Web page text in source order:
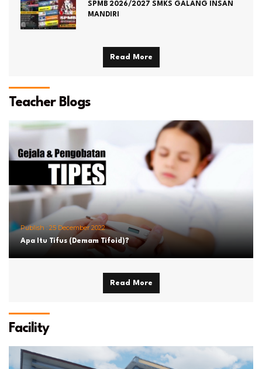
SPMB 2026/2027 SMKS GALANG INSAN
MANDIRI
Read More
Teacher Blogs
Publish : 25 December 2022
Apa Itu Tifus (Demam Tifoid)?
Read More
Facility